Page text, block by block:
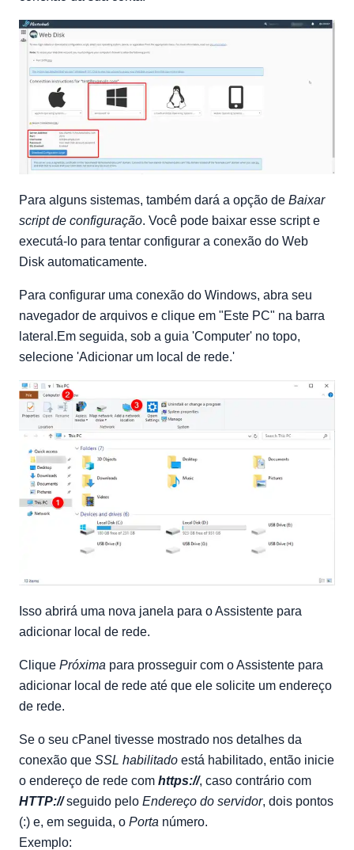
Para alguns sistemas, também dará a opção de Baixar
script de configuração. Você pode baixar esse script e
executá-lo para tentar configurar a conexão do Web
Disk automaticamente.
Para configurar uma conexão do Windows, abra seu
navegador de arquivos e clique em "Este PC" na barra
lateral.Em seguida, sob a guia 'Computer' no topo,
selecione 'Adicionar um local de rede.'
Isso abrirá uma nova janela para o Assistente para
adicionar local de rede.
Clique Próxima para prosseguir com o Assistente para
adicionar local de rede até que ele solicite um endereço
de rede.
Se o seu cPanel tivesse mostrado nos detalhes da
conexão que SSL habilitado está habilitado, então inicie
o endereço de rede com https://, caso contrário com
HTTP://seguido pelo Endereço do servidor, dois pontos
(:) e, em seguida, o Porta número.
Exemplo: